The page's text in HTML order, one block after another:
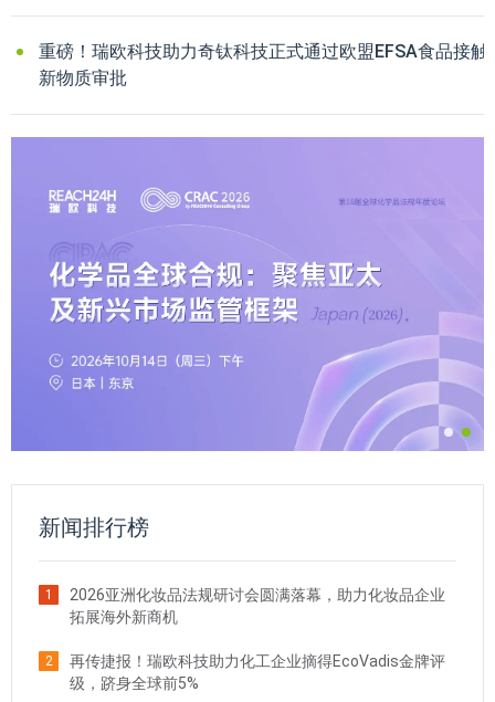
重磅！瑞欧科技助力奇钛科技正式通过欧盟EFSA食品接触
新物质审批
新闻排行榜
1
2026亚洲化妆品法规研讨会圆满落幕，助力化妆品企业
拓展海外新商机
2
再传捷报！瑞欧科技助力化工企业摘得EcoVadis金牌评
级，跻身全球前5%